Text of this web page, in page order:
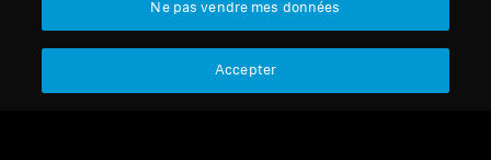
Déclaration relative à l'accessibilité numérique
Ne pas vendre mes données
Accepter